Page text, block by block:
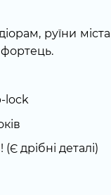
руїни
фортець.
lock
дрібні деталі)